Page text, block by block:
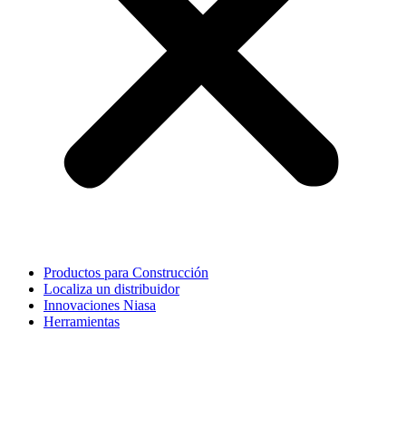
Productos para Construcción
Localiza un distribuidor
Innovaciones Niasa
Herramientas